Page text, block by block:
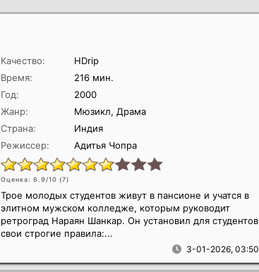
Качество:
HDrip
Время:
216 мин.
Год:
2000
Жанр:
Мюзикл, Драма
Страна:
Индия
Режиссер:
Адитья Чопра
Оценка: 6.9/10 (7)
3-01-2026, 03:50
Трое молодых студентов живут в пансионе и учатся в
элитном мужском колледже, которым руководит
ретроград Нараян Шанкар. Он установил для студентов
свои строгие правила:...